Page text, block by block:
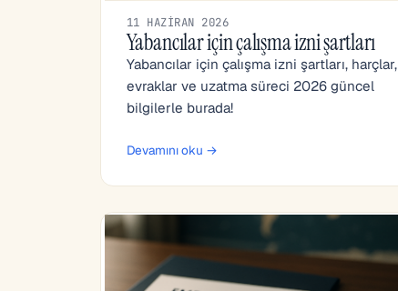
11 HAZIRAN 2026
Yabancılar için çalışma izni şartları
Yabancılar için çalışma izni şartları, harçlar,
evraklar ve uzatma süreci 2026 güncel
bilgilerle burada!
Devamını oku →